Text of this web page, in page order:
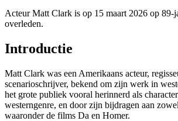
Acteur Matt Clark is op 15 maart 2026 op 89-
overleden.
Introductie
Matt Clark was een Amerikaans acteur,
scenarioschrijver, bekend om zijn werk in
het grote publiek vooral herinnerd als
westerngenre, en door zijn bijdragen aan
waaronder de films Da en Homer.